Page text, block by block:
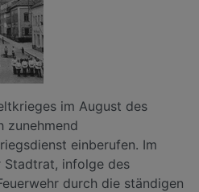
im August des
zunehmend
einberufen. Im
Stadtrat, infolge des
durch die ständigen